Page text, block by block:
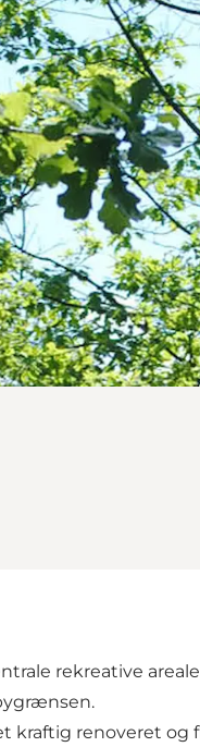
rekreative
kraftig renoveret